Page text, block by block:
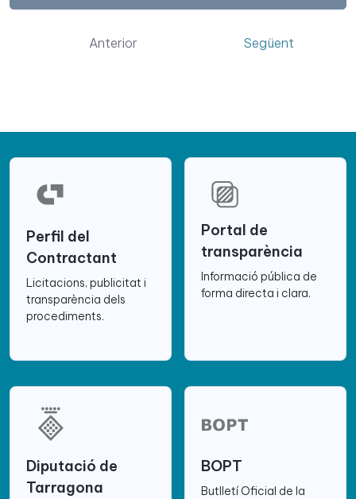
Anterior Següent
Perfil del
Contractant
Licitacions, publicitat i
transparència dels
procediments.
Portal de
transparència
Informació pública de
forma directa i clara.
Diputació de
Tarragona
BOPT
Butlletí Oficial de la